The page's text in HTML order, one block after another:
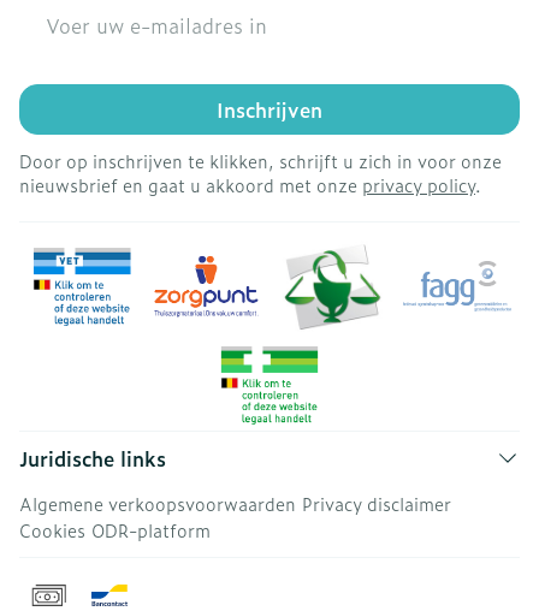
Inschrijven
Door op inschrijven te klikken, schrijft u zich in voor onze
nieuwsbrief en gaat u akkoord met onze privacy policy.
Juridische links
Algemene verkoopsvoorwaarden Privacy disclaimer
Cookies ODR-platform